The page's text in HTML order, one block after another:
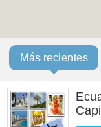
Más recientes